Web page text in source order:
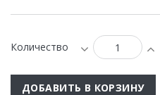
Количество
ДОБАВИТЬ В КОРЗИНУ